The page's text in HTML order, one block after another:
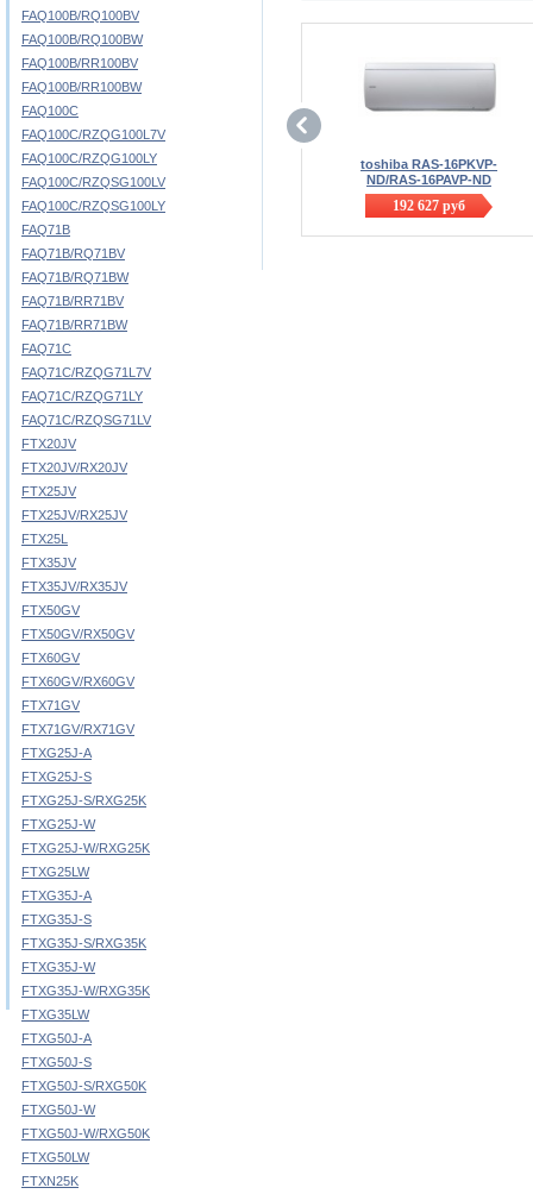
toshiba RAS-16PKVP-
ND/RAS-16PAVP-ND
192 627 руб
FAQ100B/RQ100BV
FAQ100B/RQ100BW
FAQ100B/RR100BV
FAQ100B/RR100BW
FAQ100C
FAQ100C/RZQG100L7V
FAQ100C/RZQG100LY
FAQ100C/RZQSG100LV
FAQ100C/RZQSG100LY
FAQ71B
FAQ71B/RQ71BV
FAQ71B/RQ71BW
FAQ71B/RR71BV
FAQ71B/RR71BW
FAQ71C
FAQ71C/RZQG71L7V
FAQ71C/RZQG71LY
FAQ71C/RZQSG71LV
FTX20JV
FTX20JV/RX20JV
FTX25JV
FTX25JV/RX25JV
FTX25L
FTX35JV
FTX35JV/RX35JV
FTX50GV
FTX50GV/RX50GV
FTX60GV
FTX60GV/RX60GV
FTX71GV
FTX71GV/RX71GV
FTXG25J-A
FTXG25J-S
FTXG25J-S/RXG25K
FTXG25J-W
FTXG25J-W/RXG25K
FTXG25LW
FTXG35J-A
FTXG35J-S
FTXG35J-S/RXG35K
FTXG35J-W
FTXG35J-W/RXG35K
FTXG35LW
FTXG50J-A
FTXG50J-S
FTXG50J-S/RXG50K
FTXG50J-W
FTXG50J-W/RXG50K
FTXG50LW
FTXN25K